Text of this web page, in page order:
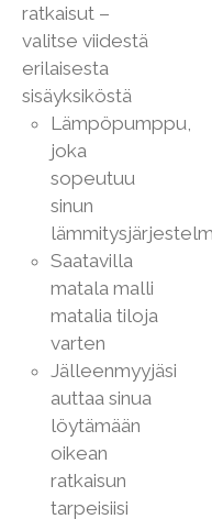
ratkaisut –
valitse viidestä
erilaisesta
sisäyksiköstä
Lämpöpumppu,
joka
sopeutuu
sinun
Saatavilla
matala malli
matalia tiloja
varten
Jälleenmyyjäsi
auttaa sinua
löytämään
oikean
ratkaisun
tarpeisiisi